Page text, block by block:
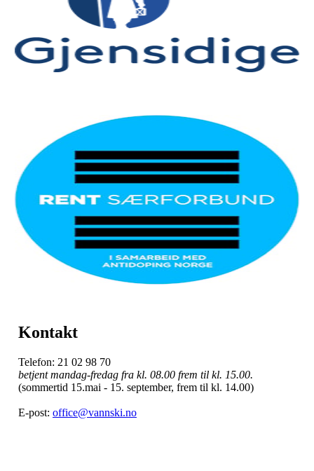
Kontakt
Telefon: 21 02 98 70
betjent mandag-fredag fra kl. 08.00 frem til kl. 15.00.
(sommertid 15.mai - 15. september, frem til kl. 14.00)
E-post: office@vannski.no